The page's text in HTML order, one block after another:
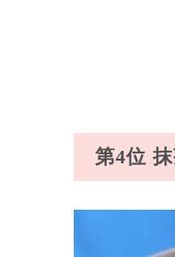
第4位